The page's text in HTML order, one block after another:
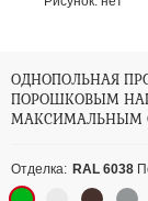
ОДНОПОЛЬНАЯ
ПОРОШКОВЫМ
МАКСИМАЛЬНЫМ
Отделка: RAL 6038